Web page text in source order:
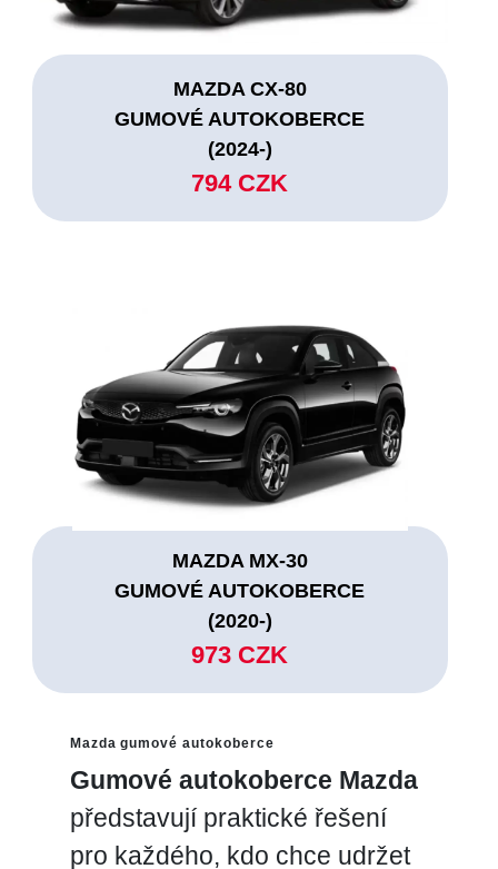
MAZDA CX-80
GUMOVÉ AUTOKOBERCE
(2024-)
794 CZK
MAZDA MX-30
GUMOVÉ AUTOKOBERCE
(2020-)
973 CZK
Mazda gumové autokoberce
Gumové autokoberce Mazda
představují praktické řešení
pro každého, kdo chce udržet